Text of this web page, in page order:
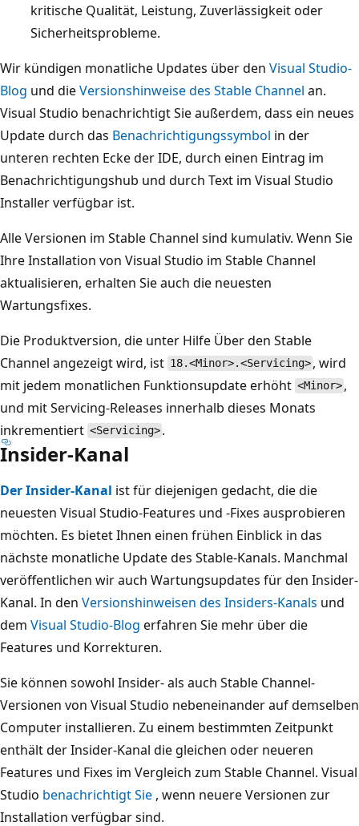
kritische Qualität, Leistung, Zuverlässigkeit oder
Sicherheitsprobleme.
Wir kündigen monatliche Updates über den Visual Studio-
Blog und dieVersionshinweise des Stable Channel an.
Visual Studio benachrichtigt Sie außerdem, dass ein neues
Update durch das Benachrichtigungssymbol in der
unteren rechten Ecke der IDE, durch einen Eintrag im
Benachrichtigungshub und durch Text im Visual Studio
Installer verfügbar ist.
Alle Versionen im Stable Channel sind kumulativ. Wenn Sie
Ihre Installation von Visual Studio im Stable Channel
aktualisieren, erhalten Sie auch die neuesten
Wartungsfixes.
Die Produktversion, die unter Hilfe Über den Stable
Channel angezeigt wird, ist 18.<Minor>.<Servicing> , wird
mit jedem monatlichen Funktionsupdate erhöht <Minor> ,
und mit Servicing-Releases innerhalb dieses Monats
inkrementiert <Servicing> .
Insider-Kanal
Der Insider-Kanal ist für diejenigen gedacht, die die
neuesten Visual Studio-Features und -Fixes ausprobieren
möchten. Es bietet Ihnen einen frühen Einblick in das
nächste monatliche Update des Stable-Kanals. Manchmal
veröffentlichen wir auch Wartungsupdates für den Insider-
Kanal. In den Versionshinweisen des Insiders-Kanals und
dem Visual Studio-Blog erfahren Sie mehr über die
Features und Korrekturen.
Sie können sowohl Insider- als auch Stable Channel-
Versionen von Visual Studio nebeneinander auf demselben
Computer installieren. Zu einem bestimmten Zeitpunkt
enthält der Insider-Kanal die gleichen oder neueren
Features und Fixes im Vergleich zum Stable Channel. Visual
Studio benachrichtigt Sie , wenn neuere Versionen zur
Installation verfügbar sind.